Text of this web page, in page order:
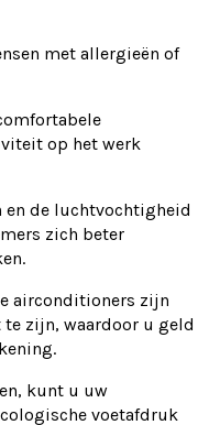
met allergieën of
op het werk
en de luchtvochtigheid
zich beter
airconditioners zijn
zijn, waardoor u geld
kunt u uw
voetafdruk